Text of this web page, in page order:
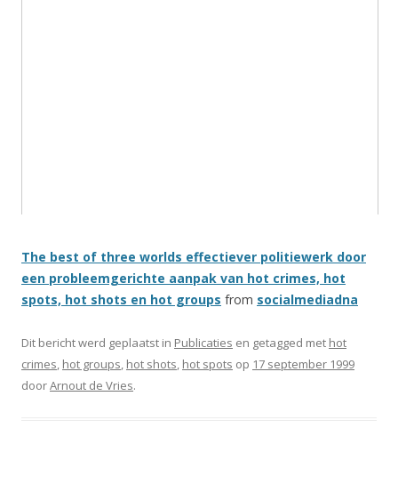
The best of three worlds effectiever politiewerk door
een probleemgerichte aanpak van hot crimes, hot
spots, hot shots en hot groups from socialmediadna
Dit bericht werd geplaatst in Publicaties en getagged met hot
crimes, hot groups, hot shots, hot spots op 17 september 1999
doorArnout de Vries.